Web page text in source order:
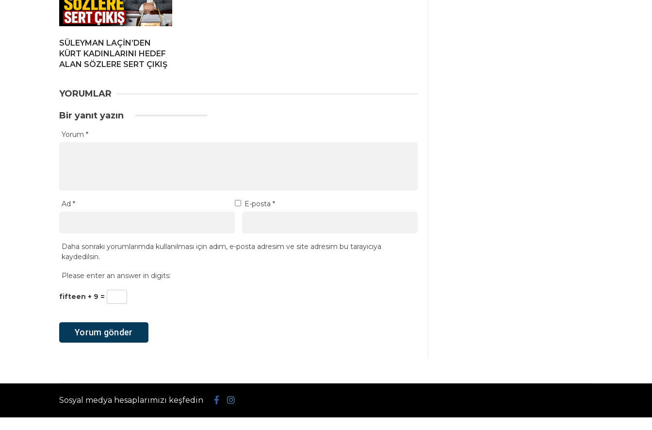
SÜLEYMAN LAÇİN’DEN
KÜRT KADINLARINI HEDEF
ALAN SÖZLERE SERT ÇIKIŞ
YORUMLAR
Bir yanıt yazın
Yorum *
Ad * E-posta *
Daha sonraki yorumlarımda kullanılması için adım, e-posta adresim ve site adresim bu tarayıcıya
kaydedilsin.
Please enter an answer in digits:
fifteen + 9 =
Sosyal medya hesaplarımızı keşfedin